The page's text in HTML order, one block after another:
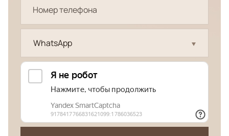
WhatsApp